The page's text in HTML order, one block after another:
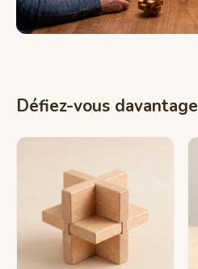
Défiez-vous davantage